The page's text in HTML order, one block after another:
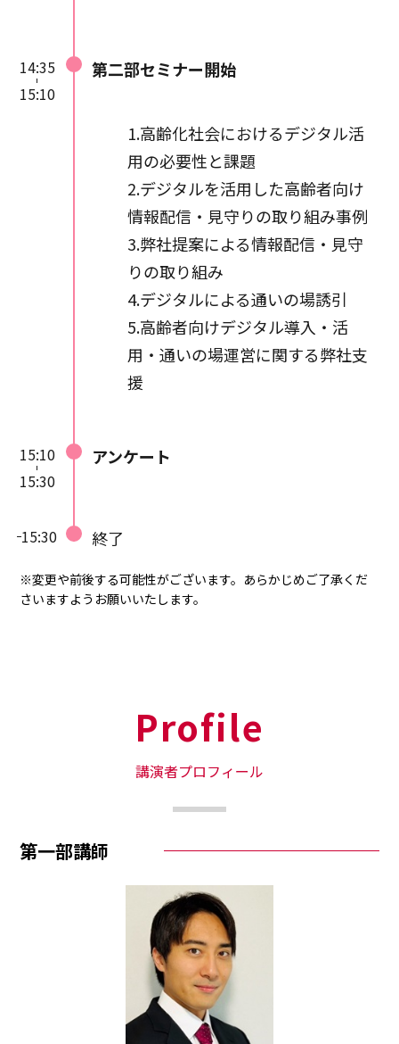
14:35
15:10
第二部セミナー開始
1.高齢化社会におけるデジタル活
用の必要性と課題
2.デジタルを活用した高齢者向け
情報配信・見守りの取り組み事例
3.弊社提案による情報配信・見守
りの取り組み
4.デジタルによる通いの場誘引
5.高齢者向けデジタル導入・活
用・通いの場運営に関する弊社支
援
15:10
15:30
アンケート
15:30 終了
※変更や前後する可能性がございます。あらかじめご了承くだ
さいますようお願いいたします。
Profile
講演者プロフィール
第一部講師